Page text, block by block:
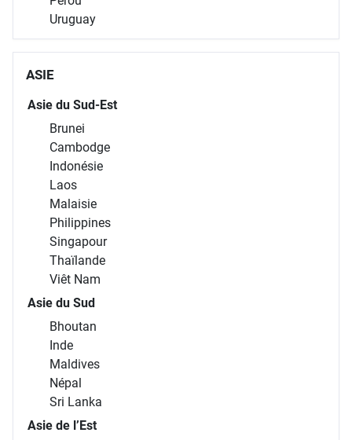
Uruguay
ASIE
Asie du Sud-Est
Brunei
Cambodge
Indonésie
Laos
Malaisie
Philippines
Singapour
Thaïlande
Viêt Nam
Asie du Sud
Bhoutan
Inde
Maldives
Népal
Sri Lanka
Asie de l’Est